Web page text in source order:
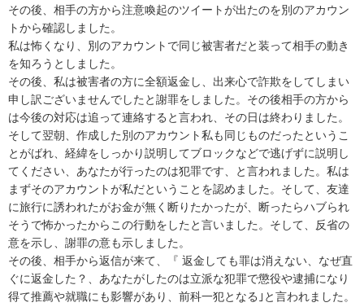
その後、相手の方から注意喚起のツイートが出たのを別のアカウン
トから確認しました。
私は怖くなり、別のアカウントで同じ被害者だと装って相手の動き
を知ろうとしました。
その後、私は被害者の方に全額返金し、出来心で詐欺をしてしまい
申し訳ございませんでしたと謝罪をしました。その後相手の方から
は今後の対応は追って連絡すると言われ、その日は終わりました。
そして翌朝、作成した別のアカウント私も同じものだったというこ
とがばれ、経緯をしっかり説明してブロックなどで逃げずに説明し
てください、あなたが行ったのは犯罪です、と言われました。私は
まずそのアカウントが私だということを認めました。そして、友達
に旅行に誘われたがお金が無く断りたかったが、断ったらハブられ
そうで怖かったからこの行動をしたと言いました。そして、反省の
意を示し、謝罪の意も示しました。
その後、相手から返信が来て、『 返金しても罪は消えない、なぜ直
ぐに返金した？、あなたがしたのは立派な犯罪で懲役や逮捕になり
得て推薦や就職にも影響があり、前科一犯となる｣と言われました。